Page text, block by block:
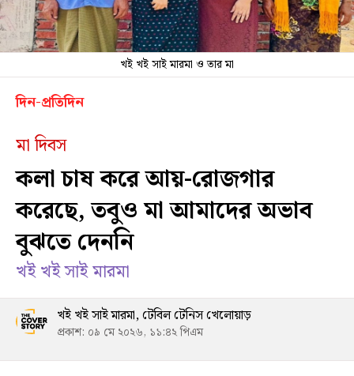
Follow
Us
খই খই সাই মারমা ও তার মা
দিন-প্রতিদিন
মা দিবস
কলা চাষ করে আয়-রোজগার
করেছে, তবুও মা আমাদের অভাব
বুঝতে দেননি
খই খই সাই মারমা
খই খই সাই মারমা, টেবিল টেনিস খেলোয়াড়
প্রকাশ: ০৯ মে ২০২৬, ১১:৪২ পিএম